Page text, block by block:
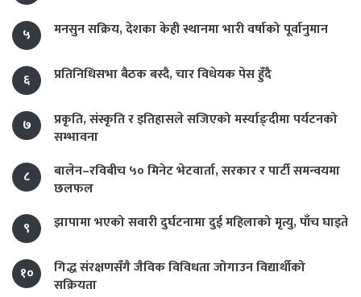
५ मनसुन सक्रिय, देशका केही स्थानमा भारी वर्षाको पूर्वानुमान
६ प्रतिनिधिसभा बैठक बस्दै, चार विधेयक पेस हुँदै
७
प्रकृति, संस्कृति र इतिहासले सजिएको मर्स्याङ्दीमा पर्यटनको
सम्भावना
८
बालेन–रविबीच ५० मिनेट भेटवार्ता, सरकार र पार्टी समन्वयमा
छलफल
९
झापामा भएको सवारी दुर्घटनामा दुई महिलाको मृत्यु, पाँच घाइते
१०
गिद्ध संरक्षणसँगै जैविक विविधता जोगाउन विद्यार्थीको
सक्रियता